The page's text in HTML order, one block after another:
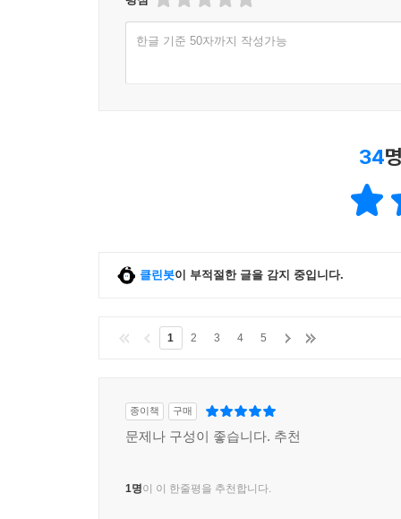
한글 기준 50자까지 작성가능
34
클린봇이 부적절한 글을 감지 중입니다.
1 2 3 4 5
종이책 구매
문제나 구성이 좋습니다. 추천
1명이 이 한줄평을 추천합니다.